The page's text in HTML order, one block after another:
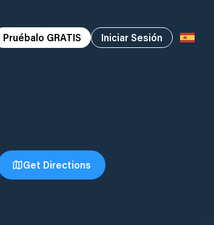
Pruébalo GRATIS Iniciar Sesión
Get Directions